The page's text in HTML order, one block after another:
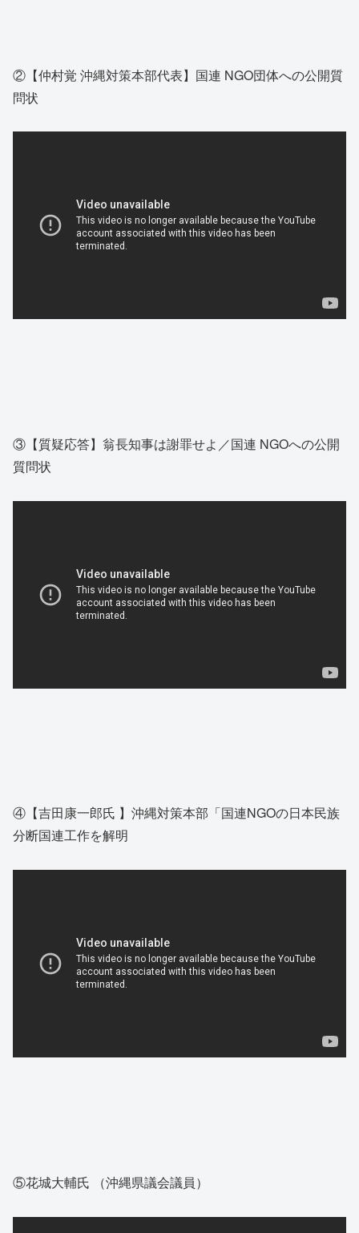
②【仲村覚 沖縄対策本部代表】国連 NGO団体への公開質
問状
③【質疑応答】翁長知事は謝罪せよ／国連 NGOへの公開
質問状
④【吉田康一郎氏 】沖縄対策本部「国連NGOの日本民族
分断国連工作を解明
⑤花城大輔氏 （沖縄県議会議員）